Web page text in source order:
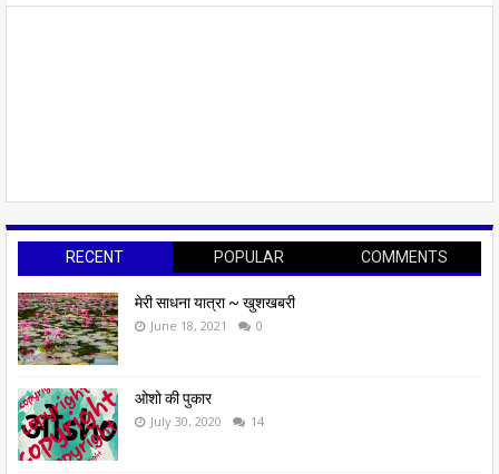
RECENT POPULAR COMMENTS
मेरी साधना यात्रा ~ खुशखबरी
June 18, 2021 0
ओशो की पुकार
July 30, 2020 14